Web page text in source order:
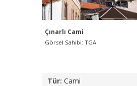
Çınarlı Cami
Görsel Sahibi: TGA
Tür: Cami